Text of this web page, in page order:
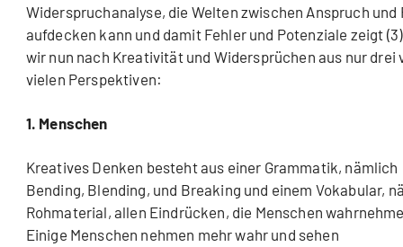
Widerspruchanalyse, die Welten zwischen Anspruch und
aufdecken kann und damit Fehler und Potenziale zeigt
wir nun nach Kreativität und Widersprüchen aus nur drei
vielen Perspektiven:
1. Menschen
Kreatives Denken besteht aus einer Grammatik, nämlich
Bending, Blending, und Breaking und einem Vokabular,
Rohmaterial, allen Eindrücken, die Menschen
Einige Menschen nehmen mehr wahr und sehen